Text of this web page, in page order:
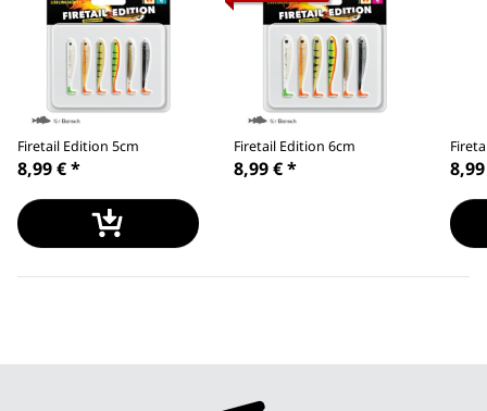
Firetail Edition 5cm
8,99 €*
Firetail Edition 6cm
8,99 €*